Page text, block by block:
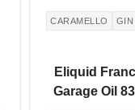
CARAMELLO GIN
Eliquid
Garage Oil